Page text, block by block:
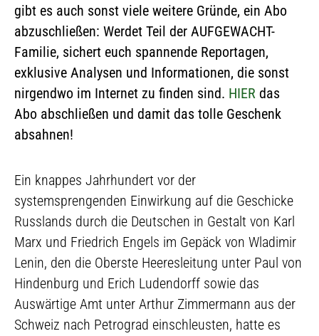
gibt es auch sonst viele weitere Gründe, ein Abo
abzuschließen: Werdet Teil der AUFGEWACHT-
Familie, sichert euch spannende Reportagen,
exklusive Analysen und Informationen, die sonst
nirgendwo im Internet zu finden sind. HIER das
Abo abschließen und damit das tolle Geschenk
absahnen!
Ein knappes Jahrhundert vor der
systemsprengenden Einwirkung auf die Geschicke
Russlands durch die Deutschen in Gestalt von Karl
Marx und Friedrich Engels im Gepäck von Wladimir
Lenin, den die Oberste Heeresleitung unter Paul von
Hindenburg und Erich Ludendorff sowie das
Auswärtige Amt unter Arthur Zimmermann aus der
Schweiz nach Petrograd einschleusten, hatte es